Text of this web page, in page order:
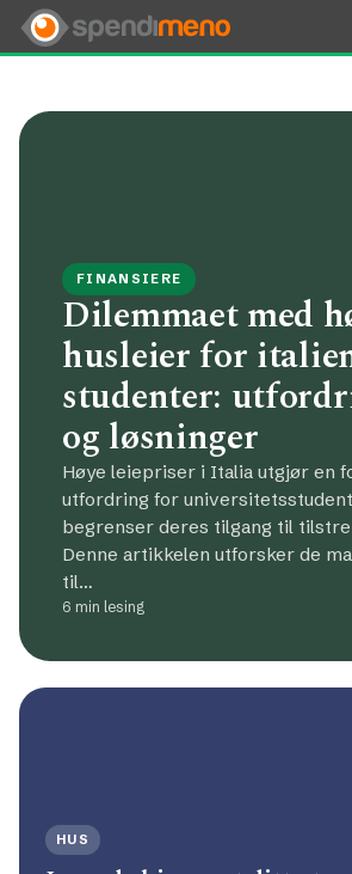
FINANSIERE
Dilemmaet med
husleier for
studenter:
og løsninger
Høye leiepriser i Italia utgjør en
utfordring for
begrenser deres tilgang til
Denne artikkelen utforsker de
til…
6 min lesing
HUS